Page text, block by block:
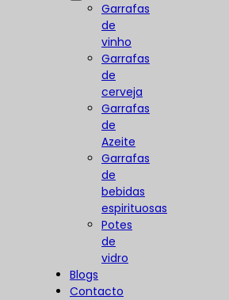
Garrafas
de
vinho
Garrafas
de
cerveja
Garrafas
de
Azeite
Garrafas
de
bebidas
espirituosas
Potes
de
vidro
Blogs
Contacto